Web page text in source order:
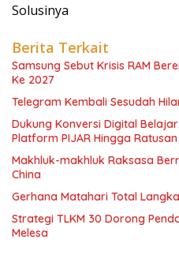
Solusinya
Berita Terkait
Samsung Sebut Krisis RAM
Ke 2027
Telegram Kembali Sesudah
Dukung Konversi Digital
Platform PIJAR Hingga Ratusan
Makhluk-makhluk Raksasa
China
Gerhana Matahari Total
Strategi TLKM 30 Dorong
Melesa